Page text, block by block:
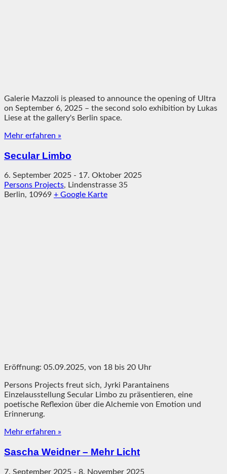
Galerie Mazzoli is pleased to announce the opening of Ultra
on September 6, 2025 – the second solo exhibition by Lukas
Liese at the gallery's Berlin space.
Mehr erfahren »
Secular Limbo
6. September 2025 - 17. Oktober 2025
Persons Projects, Lindenstrasse 35
Berlin, 10969 + Google Karte
Eröffnung: 05.09.2025, von 18 bis 20 Uhr
Persons Projects freut sich, Jyrki Parantainens
Einzelausstellung Secular Limbo zu präsentieren, eine
poetische Reflexion über die Alchemie von Emotion und
Erinnerung.
Mehr erfahren »
Sascha Weidner – Mehr Licht
7. September 2025 - 8. November 2025